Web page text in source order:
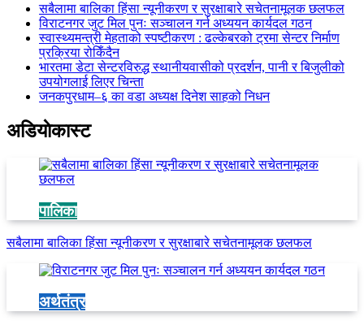
सबैलामा बालिका हिंसा न्यूनीकरण र सुरक्षाबारे सचेतनामूलक छलफल
विराटनगर जुट मिल पुनः सञ्चालन गर्न अध्ययन कार्यदल गठन
स्वास्थ्यमन्त्री मेहताको स्पष्टीकरण : ढल्केबरको ट्रमा सेन्टर निर्माण
प्रक्रिया रोकिँदैन
भारतमा डेटा सेन्टरविरुद्ध स्थानीयवासीको प्रदर्शन, पानी र बिजुलीको
उपयोगलाई लिएर चिन्ता
जनकपुरधाम–६ का वडा अध्यक्ष दिनेश साहको निधन
अडियाेकास्ट
पालिका
सबैलामा बालिका हिंसा न्यूनीकरण र सुरक्षाबारे सचेतनामूलक छलफल
अर्थतंत्र